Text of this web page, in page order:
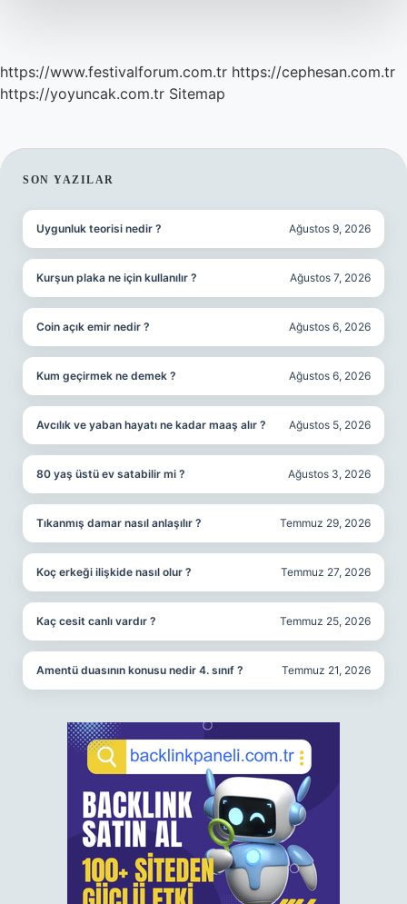
https://www.festivalforum.com.tr https://cephesan.com.tr
https://yoyuncak.com.tr Sitemap
SIDEBAR
SON YAZILAR
Uygunluk teorisi nedir ? Ağustos 9, 2026
Kurşun plaka ne için kullanılır ? Ağustos 7, 2026
Coin açık emir nedir ? Ağustos 6, 2026
Kum geçirmek ne demek ? Ağustos 6, 2026
Avcılık ve yaban hayatı ne kadar maaş alır ? Ağustos 5, 2026
80 yaş üstü ev satabilir mi ? Ağustos 3, 2026
Tıkanmış damar nasıl anlaşılır ? Temmuz 29, 2026
Koç erkeği ilişkide nasıl olur ? Temmuz 27, 2026
Kaç cesit canlı vardır ? Temmuz 25, 2026
Amentü duasının konusu nedir 4. sınıf ? Temmuz 21, 2026